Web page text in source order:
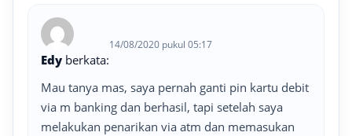
Edy berkata:
14/08/2020 pukul 05:17
Mau tanya mas, saya pernah ganti pin kartu debit
via m banking dan berhasil, tapi setelah saya
melakukan penarikan via atm dan memasukan